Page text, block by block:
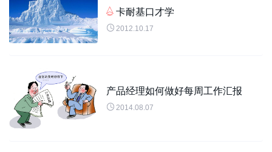
 卡耐基口才学
 2012.10.17
产品经理如何做好每周工作汇报
 2014.08.07